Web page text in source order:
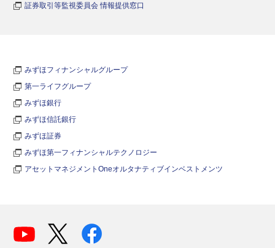
証券取引等監視委員会 情報提供窓口
みずほフィナンシャルグループ
第一ライフグループ
みずほ銀行
みずほ信託銀行
みずほ証券
みずほ第一フィナンシャルテクノロジー
アセットマネジメントOneオルタナティブインベストメンツ